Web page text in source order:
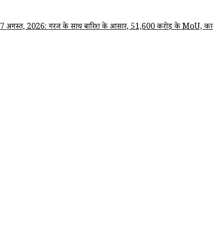
बारिश के आसार, 51,600 करोड़ के MoU, कानून-व्यवस्था पर सवाल समेत